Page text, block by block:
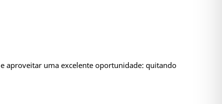
aproveitar uma excelente oportunidade: quitando